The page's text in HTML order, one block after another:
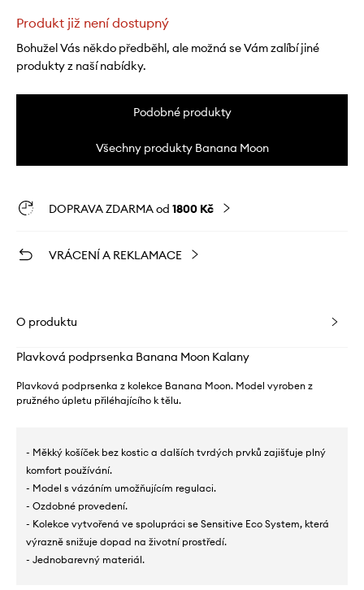
Produkt již není dostupný
Bohužel Vás někdo předběhl, ale možná se Vám zalíbí jiné
produkty z naší nabídky.
Podobné produkty
Všechny produkty Banana Moon
DOPRAVA ZDARMA od 1800 Kč
VRÁCENÍ A REKLAMACE
O produktu
Plavková podprsenka Banana Moon Kalany
Plavková podprsenka z kolekce Banana Moon. Model vyroben z
pružného úpletu přiléhajícího k tělu.
- Měkký košíček bez kostic a dalších tvrdých prvků zajišťuje plný
komfort používání.
- Model s vázáním umožňujícím regulaci.
- Ozdobné provedení.
- Kolekce vytvořená ve spolupráci se Sensitive Eco System, která
výrazně snižuje dopad na životní prostředí.
- Jednobarevný materiál.